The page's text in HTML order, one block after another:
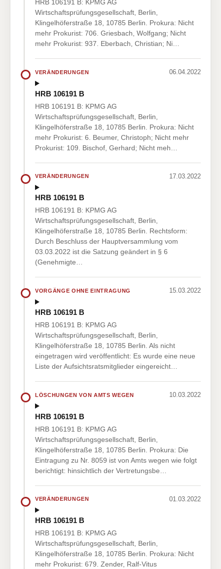
HRB 106191 B: KPMG AG
Wirtschaftsprüfungsgesellschaft, Berlin,
Klingelhöferstraße 18, 10785 Berlin. Prokura: Nicht
mehr Prokurist: 706. Griesbach, Wolfgang; Nicht
mehr Prokurist: 937. Eberbach, Christian; Ni…
VERÄNDERUNGEN 06.04.2022
HRB 106191 B
HRB 106191 B: KPMG AG
Wirtschaftsprüfungsgesellschaft, Berlin,
Klingelhöferstraße 18, 10785 Berlin. Prokura: Nicht
mehr Prokurist: 6. Beumer, Christoph; Nicht mehr
Prokurist: 109. Bischof, Gerhard; Nicht meh…
VERÄNDERUNGEN 17.03.2022
HRB 106191 B
HRB 106191 B: KPMG AG
Wirtschaftsprüfungsgesellschaft, Berlin,
Klingelhöferstraße 18, 10785 Berlin. Rechtsform:
Durch Beschluss der Hauptversammlung vom
03.03.2022 ist die Satzung geändert in § 6
(Genehmigte…
VORGÄNGE OHNE EINTRAGUNG 15.03.2022
HRB 106191 B
HRB 106191 B: KPMG AG
Wirtschaftsprüfungsgesellschaft, Berlin,
Klingelhöferstraße 18, 10785 Berlin. Als nicht
eingetragen wird veröffentlicht: Es wurde eine neue
Liste der Aufsichtsratsmitglieder eingereicht…
LÖSCHUNGEN VON AMTS WEGEN 10.03.2022
HRB 106191 B
HRB 106191 B: KPMG AG
Wirtschaftsprüfungsgesellschaft, Berlin,
Klingelhöferstraße 18, 10785 Berlin. Prokura: Die
Eintragung zu Nr. 8059 ist von Amts wegen wie folgt
berichtigt: hinsichtlich der Vertretungsbe…
VERÄNDERUNGEN 01.03.2022
HRB 106191 B
HRB 106191 B: KPMG AG
Wirtschaftsprüfungsgesellschaft, Berlin,
Klingelhöferstraße 18, 10785 Berlin. Prokura: Nicht
mehr Prokurist: 679. Zender, Ralf-Vitus